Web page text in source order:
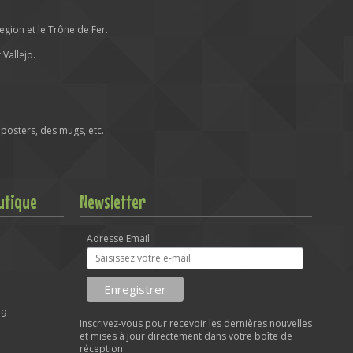
et le Trône de Fer.
des mugs, etc.
Newsletter
Adresse Email
Inscrivez-vous pour recevoir les dernières nouvelles
et mises à jour directement dans votre boîte de
réception